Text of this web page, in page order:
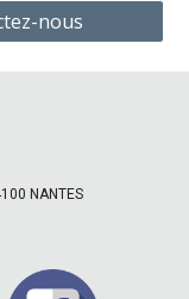
nous
NANTES